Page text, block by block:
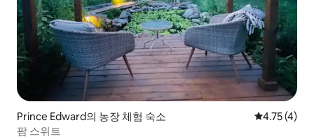
Prince Edward의 농장 체험 숙소 평점 4.75점
4.75 (4)
팜 스위트